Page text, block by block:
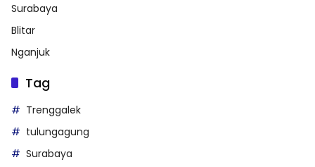
Surabaya
Blitar
Nganjuk
Tag
Trenggalek
tulungagung
Surabaya